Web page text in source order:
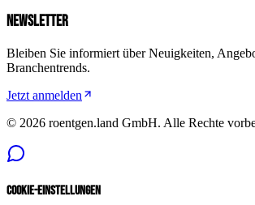
NEWSLETTER
Bleiben Sie informiert über Neuigkeiten,
Branchentrends.
Jetzt anmelden
© 2026 roentgen.land GmbH. Alle Rechte
Cookie-Einstellungen